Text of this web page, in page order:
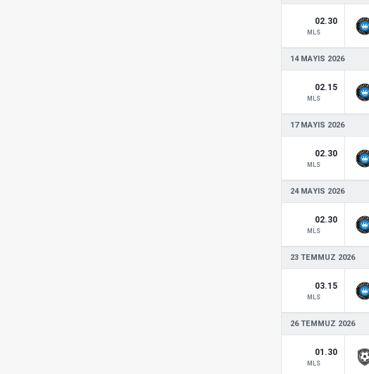
02.30
MLS
14 MAYIS 2026
02.15
MLS
17 MAYIS 2026
02.30
MLS
24 MAYIS 2026
02.30
MLS
23 TEMMUZ 2026
03.15
MLS
26 TEMMUZ 2026
01.30
MLS